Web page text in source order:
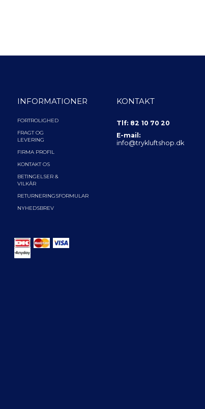
INFORMATIONER
FORTROLIGHED
FRAGT OG
LEVERING
FIRMA PROFIL
KONTAKT OS
BETINGELSER &
VILKÅR
RETURNERINGSFORMULAR
NYHEDSBREV
KONTAKT
Tlf: 82 10 70 20
E-mail:
info@trykluftshop.dk